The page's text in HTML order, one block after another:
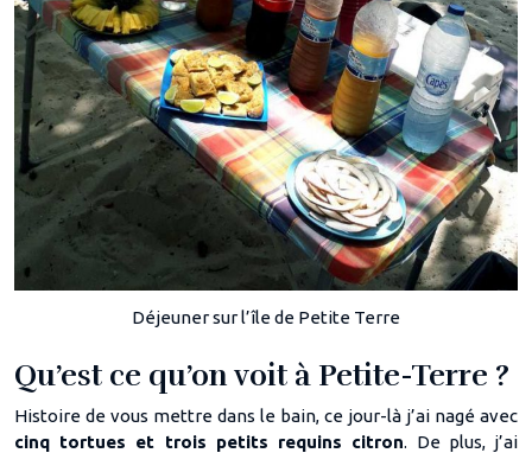
Déjeuner sur l’île de Petite Terre
Qu’est ce qu’on voit à Petite-Terre ?
Histoire de vous mettre dans le bain, ce jour-là j’ai nagé avec
cinq tortues et trois petits requins citron. De plus, j’ai